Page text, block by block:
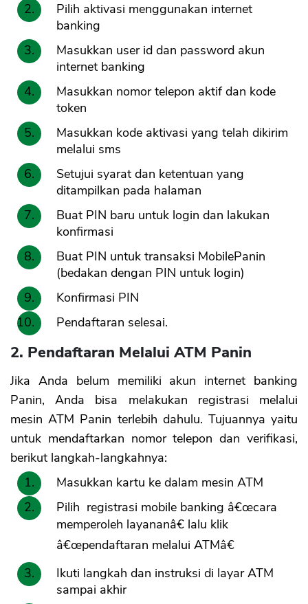
Pilih aktivasi menggunakan internet
banking
Masukkan user id dan password akun
internet banking
Masukkan nomor telepon aktif dan kode
token
Masukkan kode aktivasi yang telah dikirim
melalui sms
Setujui syarat dan ketentuan yang
ditampilkan pada halaman
Buat PIN baru untuk login dan lakukan
konfirmasi
Buat PIN untuk transaksi MobilePanin
(bedakan dengan PIN untuk login)
Konfirmasi PIN
Pendaftaran selesai.
2. Pendaftaran Melalui ATM Panin
Jika Anda belum memiliki akun internet banking
Panin, Anda bisa melakukan registrasi melalui
mesin ATM Panin terlebih dahulu. Tujuannya yaitu
untuk mendaftarkan nomor telepon dan verifikasi,
berikut langkah-langkahnya:
Masukkan kartu ke dalam mesin ATM
Pilih registrasi mobile banking â€œcara
memperoleh layananâ€ lalu klik
â€œpendaftaran melalui ATMâ€
Ikuti langkah dan instruksi di layar ATM
sampai akhir